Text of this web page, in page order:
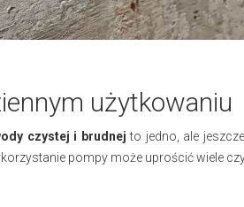
użytkowaniu
czystej i brudnej to jedno, ale
pompy może uprościć wiele